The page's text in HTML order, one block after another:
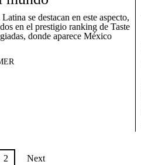
se destacan en este aspecto,
en el prestigio ranking de Taste
donde aparece México
2 Next